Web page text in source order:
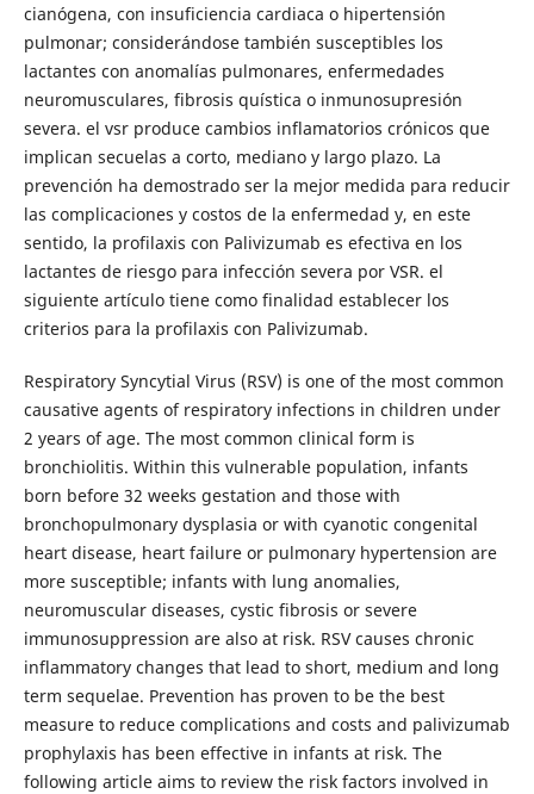
cianógena, con insuficiencia cardiaca o hipertensión
pulmonar; considerándose también susceptibles los
lactantes con anomalías pulmonares, enfermedades
neuromusculares, fibrosis quística o inmunosupresión
severa. el vsr produce cambios inflamatorios crónicos que
implican secuelas a corto, mediano y largo plazo. La
prevención ha demostrado ser la mejor medida para reducir
las complicaciones y costos de la enfermedad y, en este
sentido, la profilaxis con Palivizumab es efectiva en los
lactantes de riesgo para infección severa por VSR. el
siguiente artículo tiene como finalidad establecer los
criterios para la profilaxis con Palivizumab.
Respiratory Syncytial Virus (RSV) is one of the most common
causative agents of respiratory infections in children under
2 years of age. The most common clinical form is
bronchiolitis. Within this vulnerable population, infants
born before 32 weeks gestation and those with
bronchopulmonary dysplasia or with cyanotic congenital
heart disease, heart failure or pulmonary hypertension are
more susceptible; infants with lung anomalies,
neuromuscular diseases, cystic fibrosis or severe
immunosuppression are also at risk. RSV causes chronic
inflammatory changes that lead to short, medium and long
term sequelae. Prevention has proven to be the best
measure to reduce complications and costs and palivizumab
prophylaxis has been effective in infants at risk. The
following article aims to review the risk factors involved in